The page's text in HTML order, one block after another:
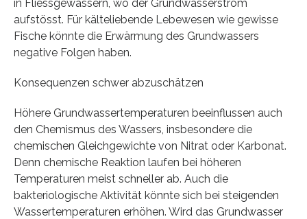
in Fliessgewässern, wo der Grundwasserstrom
aufstösst. Für kälteliebende Lebewesen wie gewisse
Fische könnte die Erwärmung des Grundwassers
negative Folgen haben.
Konsequenzen schwer abzuschätzen
Höhere Grundwassertemperaturen beeinflussen auch
den Chemismus des Wassers, insbesondere die
chemischen Gleichgewichte von Nitrat oder Karbonat.
Denn chemische Reaktion laufen bei höheren
Temperaturen meist schneller ab. Auch die
bakteriologische Aktivität könnte sich bei steigenden
Wassertemperaturen erhöhen. Wird das Grundwasser